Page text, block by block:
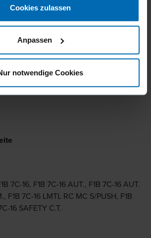
Cookies zulassen
Anpassen
notwendige Cookies
7
7C-16, F1B 7C-16 AUT., F1B 7C-16 AUT.
F1B 7C-16 LMTL RC MC S/PUSH, F1B
16 SAFETY C.T.